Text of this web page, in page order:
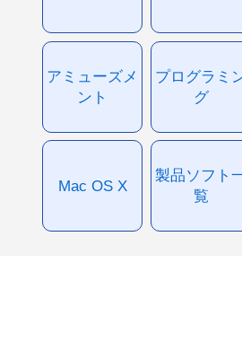
アミューズメ
ント
プログラミ
グ
Mac OS X
製品ソフト
覧